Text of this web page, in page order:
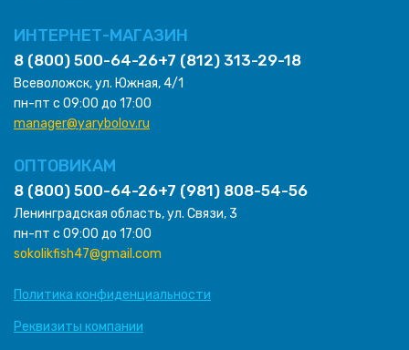
ИНТЕРНЕТ-МАГАЗИН
8 (800) 500-64-26+7 (812) 313-29-18
Всеволожск, ул. Южная, 4/1
пн-пт с 09:00 до 17:00
manager@yarybolov.ru
ОПТОВИКАМ
8 (800) 500-64-26+7 (981) 808-54-56
Ленинградская область, ул. Связи, 3
пн-пт с 09:00 до 17:00
sokolikfish47@gmail.com
Политика конфиденциальности
Реквизиты компании